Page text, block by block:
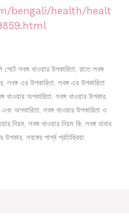
bengali/health/healt
পেটে লবঙ্গ খাওয়ার উপকারিতা, রাতে লবঙ্গ
লবঙ্গ এর উপকারিতা লবঙ্গ এর উপকারিতা
খাওয়ার অপকারিতা লবঙ্গ খাওয়ার উপকার
এবং অপকারিতা লবঙ্গ খাওয়ার উপকারিতা ও
নিয়ম লবঙ্গ খাওয়ার নিয়ম কি লবঙ্গ খাবার
উপকার লবঙ্গের পার্শ্ব প্রতিক্রিয়া